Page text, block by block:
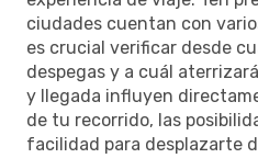
ciudades cuentan con
es crucial verificar desde
despegas y a cuál
y llegada influyen
de tu recorrido, las
facilidad para desplazarte